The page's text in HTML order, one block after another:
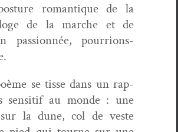
roman­tique de la
de la marche et de
pas­sion­née, pour­rions-
se tisse dans un rap­
sen­si­tif au monde : une
la dune, col de veste